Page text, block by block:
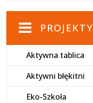
PROJEKTY
Aktywna tablica
Aktywni błękitni
Eko-Szkoła